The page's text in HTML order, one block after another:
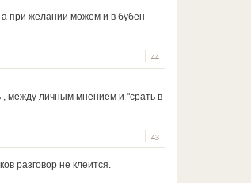
а при желании можем и в бубен
44
, между личным мнением и "срать в
43
разговор не клеится.